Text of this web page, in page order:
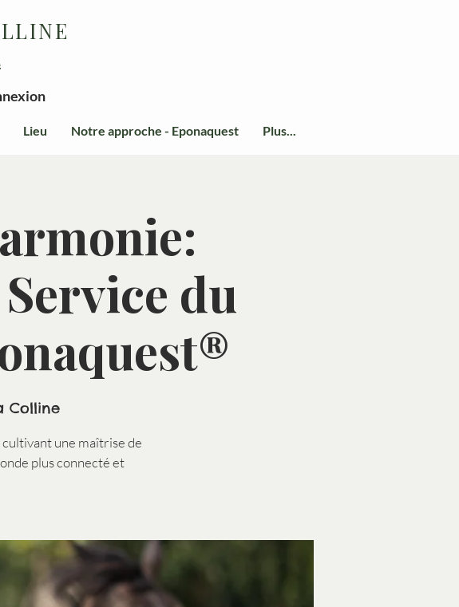
Lieu Notre approche - Eponaquest Plus...
du
Colline
une maîtrise de
plus connecté et